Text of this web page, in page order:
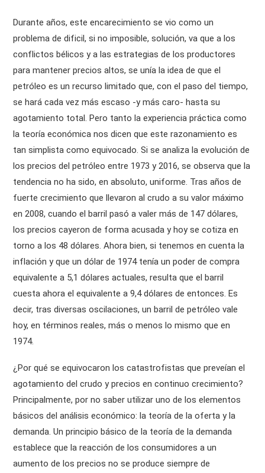
Durante años, este encarecimiento se vio como un
problema de dificil, si no imposible, solución, va que a los
conflictos bélicos y a las estrategias de los productores
para mantener precios altos, se unía la idea de que el
petróleo es un recurso limitado que, con el paso del tiempo,
se hará cada vez más escaso -y más caro- hasta su
agotamiento total. Pero tanto la experiencia práctica como
la teoría económica nos dicen que este razonamiento es
tan simplista como equivocado. Si se analiza la evolución de
los precios del petróleo entre 1973 y 2016, se observa que la
tendencia no ha sido, en absoluto, uniforme. Tras años de
fuerte crecimiento que llevaron al crudo a su valor máximo
en 2008, cuando el barril pasó a valer más de 147 dólares,
los precios cayeron de forma acusada y hoy se cotiza en
torno a los 48 dólares. Ahora bien, si tenemos en cuenta la
inflación y que un dólar de 1974 tenía un poder de compra
equivalente a 5,1 dólares actuales, resulta que el barril
cuesta ahora el equivalente a 9,4 dólares de entonces. Es
decir, tras diversas oscilaciones, un barril de petróleo vale
hoy, en términos reales, más o menos lo mismo que en
1974.
¿Por qué se equivocaron los catastrofistas que preveían el
agotamiento del crudo y precios en continuo crecimiento?
Principalmente, por no saber utilizar uno de los elementos
básicos del análisis económico: la teoría de la oferta y la
demanda. Un principio básico de la teoría de la demanda
establece que la reacción de los consumidores a un
aumento de los precios no se produce siempre de